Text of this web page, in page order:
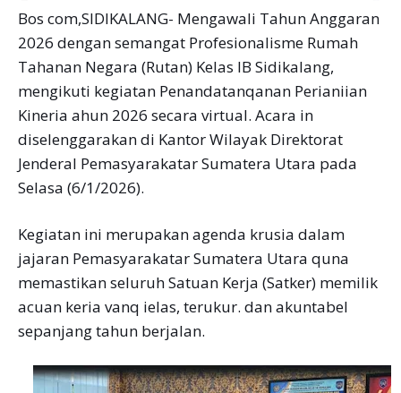
Bos com,SIDIKALANG- Mengawali Tahun Anggaran
2026 dengan semangat Profesionalisme Rumah
Tahanan Negara (Rutan) Kelas IB Sidikalang,
mengikuti kegiatan Penandatanqanan Perianiian
Kineria ahun 2026 secara virtual. Acara in
diselenggarakan di Kantor Wilayak Direktorat
Jenderal Pemasyarakatar Sumatera Utara pada
Selasa (6/1/2026).
Kegiatan ini merupakan agenda krusia dalam
jajaran Pemasyarakatar Sumatera Utara quna
memastikan seluruh Satuan Kerja (Satker) memilik
acuan keria vanq ielas, terukur. dan akuntabel
sepanjang tahun berjalan.